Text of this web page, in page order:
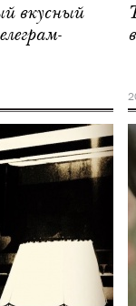
вкусный